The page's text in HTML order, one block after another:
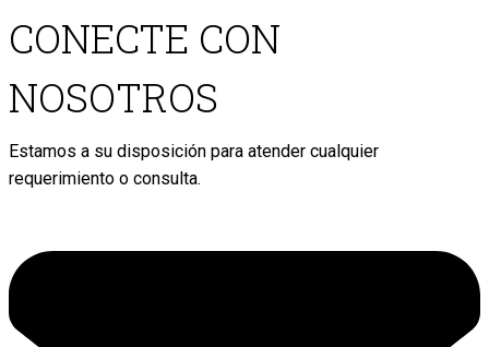
CONECTE CON
NOSOTROS
Estamos a su disposición para atender cualquier
requerimiento o consulta.